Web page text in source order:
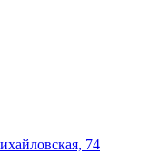
74